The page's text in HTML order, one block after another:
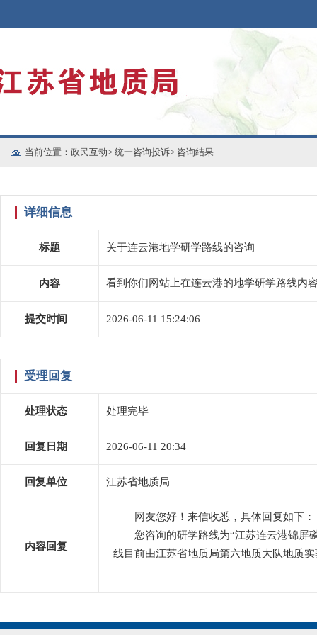
当前位置： 政民互动> 统一咨询投诉> 咨询结果
详细信息
标题 关于连云港地学研学路线的咨询
内容 看到你们网站上在连云港的地学研学路线内
提交时间 2026-06-11 15:24:06
受理回复
处理状态 处理完毕
回复日期 2026-06-11 20:34
回复单位 江苏省地质局
内容回复
网友您好！来信收悉，具体回复如下：
您咨询的研学路线为“江苏连云港锦屏
线目前由江苏省地质局第六地质大队地质